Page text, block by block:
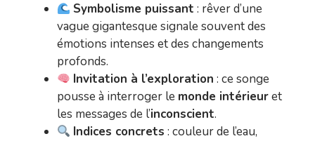
Symbolisme puissant : rêver d’une
vague gigantesque signale souvent des
émotions intenses et des changements
profonds.
Invitation à l’exploration : ce songe
pousse à interroger le monde intérieuret
les messages de l’inconscient.
Indices concrets : couleur de l’eau,